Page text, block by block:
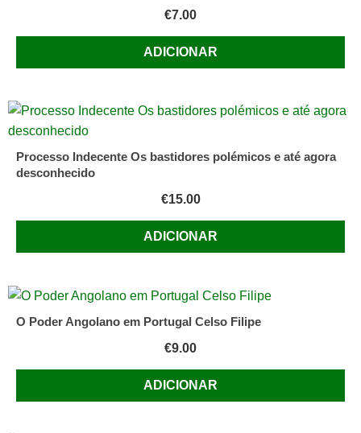
€7.00
ADICIONAR
Processo Indecente Os bastidores polémicos e até agora
desconhecido
€15.00
ADICIONAR
O Poder Angolano em Portugal Celso Filipe
€9.00
ADICIONAR